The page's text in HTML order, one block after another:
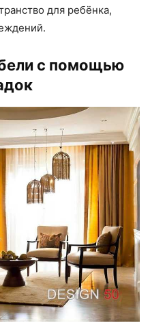
для ребёнка,
с помощью